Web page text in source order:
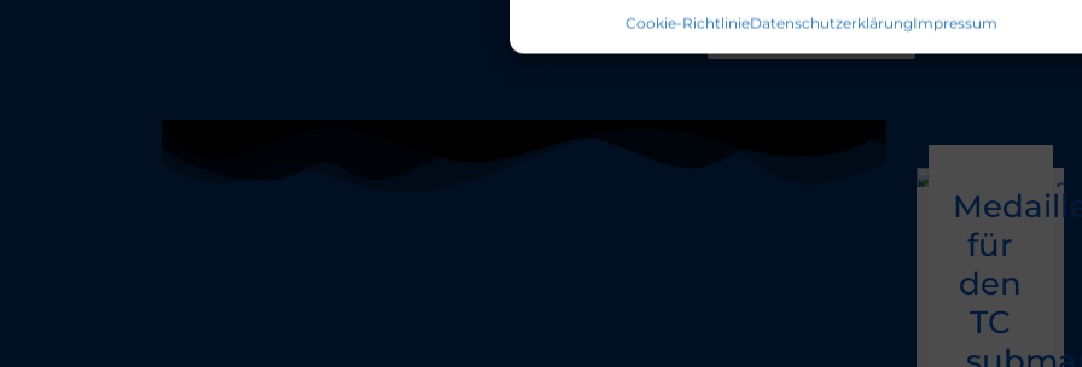
Cookie-RichtlinieDatenschutzerklärungImpressum
Termine
für
den
TC